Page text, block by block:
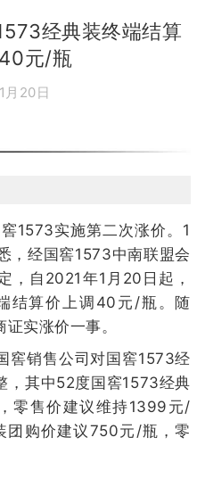
经典装终端结算
元/瓶
月20日
1573实施第二次涨价。1
，经国窖1573中南联盟会
，自2021年1月20日起，
结算价上调40元/瓶。随
实涨价一事。
窖销售公司对国窖1573经
，其中52度国窖1573经典
零售价建议维持1399元/
团购价建议750元/瓶，零